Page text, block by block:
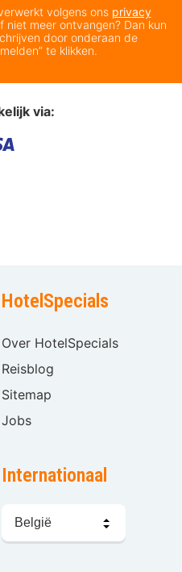
volgens ons privacy
niet meer ontvangen? Dan kun
door onderaan de
te klikken.
via:
HotelSpecials
Over HotelSpecials
Reisblog
Sitemap
Jobs
Internationaal
kiezen